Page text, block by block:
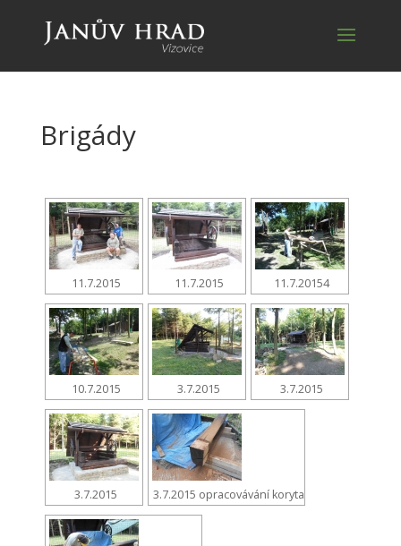
Brigády
11.7.2015 11.7.2015 11.7.20154
10.7.2015 3.7.2015 3.7.2015
3.7.2015 3.7.2015 opracovávání koryta